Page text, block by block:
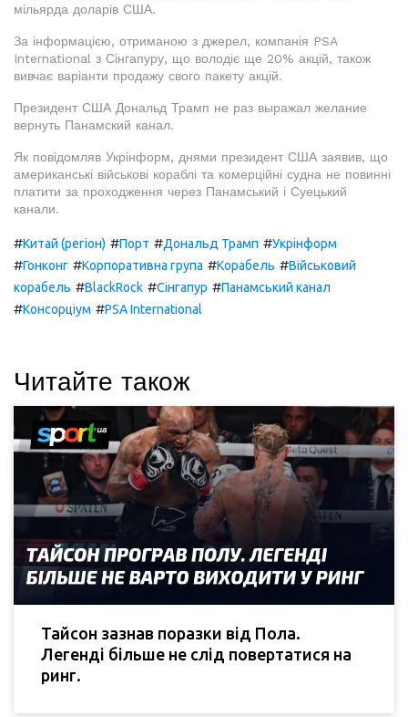
мільярда доларів США.
За інформацією, отриманою з джерел, компанія PSA
International з Сінгапуру, що володіє ще 20% акцій, також
вивчає варіанти продажу свого пакету акцій.
Президент США Дональд Трамп не раз выражал желание
вернуть Панамский канал.
Як повідомляв Укрінформ, днями президент США заявив, що
американські військові кораблі та комерційні судна не повинні
платити за проходження через Панамський і Суецький
канали.
#Китай (регіон) #Порт #Дональд Трамп #Укрінформ
#Гонконг #Корпоративна група #Корабель #Військовий
корабель #BlackRock #Сінгапур #Панамський канал
#Консорціум #PSA International
Читайте також
Тайсон зазнав поразки від Пола.
Легенді більше не слід повертатися на
ринг.